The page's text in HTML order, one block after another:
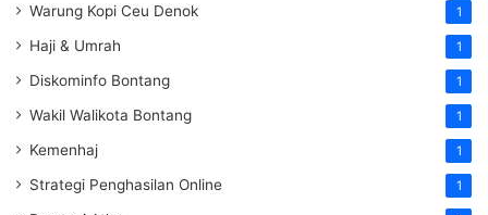
Warung Kopi Ceu Denok 1
Haji & Umrah 1
Diskominfo Bontang 1
Wakil Walikota Bontang 1
Kemenhaj 1
Strategi Penghasilan Online 1